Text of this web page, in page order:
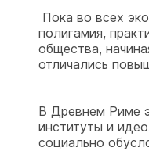
Пока во всех
полигамия,
общества,
отличались
В Древнем Риме
институты и
социально